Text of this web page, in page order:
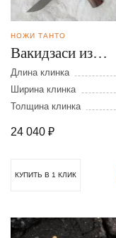
НОЖИ ТАНТО
Вакидзаси из
булатной стали
Длина клинка
Ширина клинка
Толщина клинка
24 040 ₽
КУПИТЬ В 1 КЛИК